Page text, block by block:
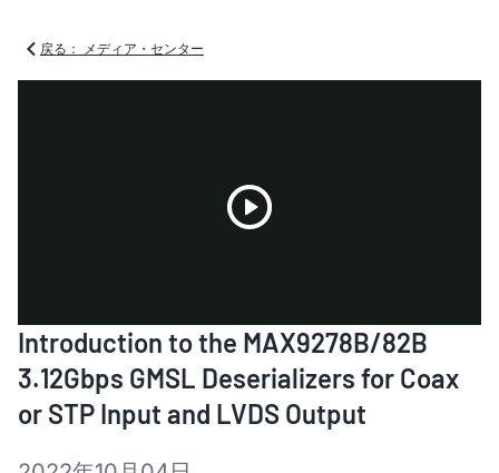
戻る： メディア・センター
Video
Introduction to the MAX9278B/82B
3.12Gbps GMSL Deserializers for Coax
or STP Input and LVDS Output